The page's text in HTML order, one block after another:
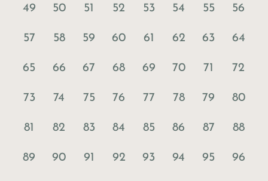
49 50 51 52 53 54 55 56
57 58 59 60 61 62 63 64
65 66 67 68 69 70 71 72
73 74 75 76 77 78 79 80
81 82 83 84 85 86 87 88
89 90 91 92 93 94 95 96